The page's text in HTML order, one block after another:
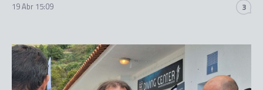
19 Abr 15:09 3